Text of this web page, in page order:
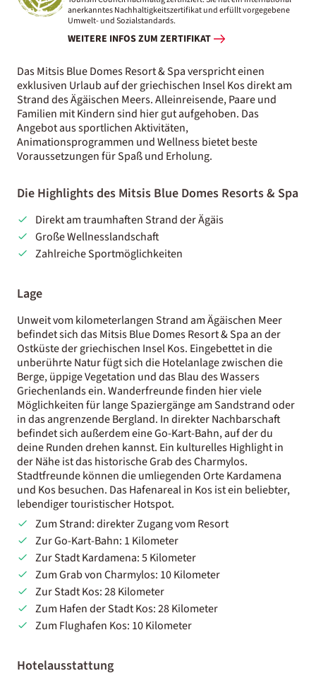
anerkanntes Nachhaltigkeitszertifikat und erfüllt vorgegebene
Umwelt- und Sozialstandards.
WEITERE INFOS ZUM ZERTIFIKAT
Das Mitsis Blue Domes Resort & Spa verspricht einen
exklusiven Urlaub auf der griechischen Insel Kos direkt am
Strand des Ägäischen Meers. Alleinreisende, Paare und
Familien mit Kindern sind hier gut aufgehoben. Das
Angebot aus sportlichen Aktivitäten,
Animationsprogrammen und Wellness bietet beste
Voraussetzungen für Spaß und Erholung.
Die Highlights des Mitsis Blue Domes Resorts & Spa
Direkt am traumhaften Strand der Ägäis
Große Wellnesslandschaft
Zahlreiche Sportmöglichkeiten
Lage
Unweit vom kilometerlangen Strand am Ägäischen Meer
befindet sich das Mitsis Blue Domes Resort & Spa an der
Ostküste der griechischen Insel Kos. Eingebettet in die
unberührte Natur fügt sich die Hotelanlage zwischen die
Berge, üppige Vegetation und das Blau des Wassers
Griechenlands ein. Wanderfreunde finden hier viele
Möglichkeiten für lange Spaziergänge am Sandstrand oder
in das angrenzende Bergland. In direkter Nachbarschaft
befindet sich außerdem eine Go-Kart-Bahn, auf der du
deine Runden drehen kannst. Ein kulturelles Highlight in
der Nähe ist das historische Grab des Charmylos.
Stadtfreunde können die umliegenden Orte Kardamena
und Kos besuchen. Das Hafenareal in Kos ist ein beliebter,
lebendiger touristischer Hotspot.
Zum Strand: direkter Zugang vom Resort
Zur Go-Kart-Bahn: 1 Kilometer
Zur Stadt Kardamena: 5 Kilometer
Zum Grab von Charmylos: 10 Kilometer
Zur Stadt Kos: 28 Kilometer
Zum Hafen der Stadt Kos: 28 Kilometer
Zum Flughafen Kos: 10 Kilometer
Hotelausstattung